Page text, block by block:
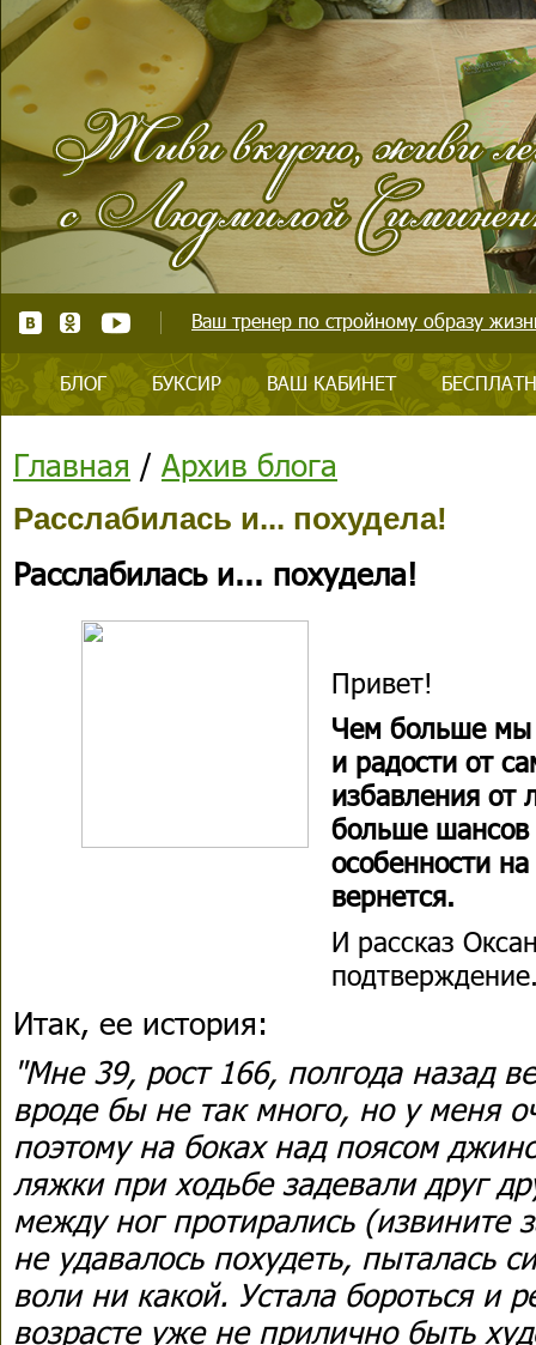
Ваш тренер по стройному образу
БЛОГ БУКСИР ВАШ КАБИНЕТ
Главная / Архив блога
Расслабилась и... похудела!
Расслабилась и... похудела!
Привет!
Чем больше мы
и радости от
избавления от
больше шансов
особенности
вернется.
И рассказ
Итак, ее история:
"Мне 39, рост 166, полгода назад
вроде бы не так много, но у меня
поэтому на боках над поясом
ляжки при ходьбе задевали друг
между ног протирались (извините
не удавалось похудеть, пыталась
воли ни какой. Устала бороться и
возрасте уже не прилично быть